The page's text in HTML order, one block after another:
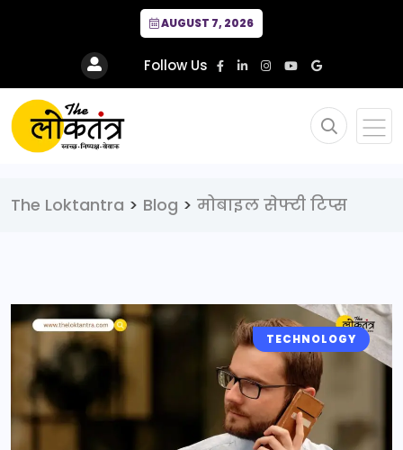
AUGUST 7, 2026
Follow Us
The Loktantra > Blog > मोबाइल सेफ्टी टिप्स
TECHNOLOGY